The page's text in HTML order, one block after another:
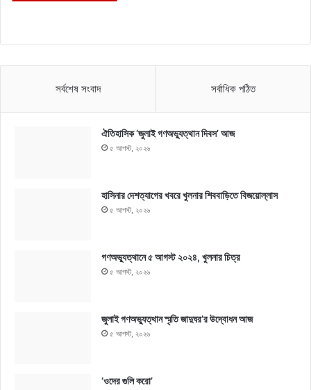
সর্বশেষ সংবাদ সর্বাধিক পঠিত
ঐতিহাসিক ‘জুলাই গণঅভ্যুত্থান দিবস’ আজ
৫ আগস্ট, ২০২৬
হাসিনার দেশত্যাগের খবরে খুলনার শিববাড়িতে বিজয়োল্লাস
৫ আগস্ট, ২০২৬
গণঅভ্যুত্থানে ৫ আগস্ট ২০২৪, খুলনার চিত্র
৫ আগস্ট, ২০২৬
জুলাই গণঅভ্যুত্থান স্মৃতি জাদুঘর’র উদ্বোধন আজ
৫ আগস্ট, ২০২৬
‘ওদের গুলি করো’